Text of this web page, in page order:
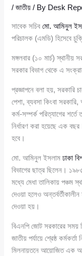
/জাতীয় / By Desk
সাবেক সচিবমো. আমিনুল
পরিচালক (এমডি) হিসেবে
মঙ্গলবার (১০ মার্চ) স্থানীয়
সরকার বিভাগ থেকে এ
প্রজ্ঞাপনে বলা হয়,
পেশা, ব্যবসা কিংবা সরকারি,
কর্ম-সম্পর্ক পরিত্যাগের
নির্ধারণ করা হয়েছে এক
হবে।
মো. আমিনুল ইসলামঢাকা
বিভাগের ছাত্র ছিলেন।
মধ্যে মেধা তালিকায় পঞ্চম
দেওয়া হলেও
দেওয়া হয়।
বিএনপি জোট সরকারের সময়
জাতীয় পর্যায়ে শ্রেষ্ঠ
মিলনায়তনে আয়োজিত এক